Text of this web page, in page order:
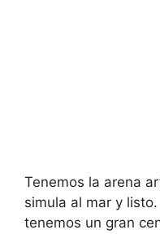
Tenemos la arena
simula al mar y
tenemos un gran